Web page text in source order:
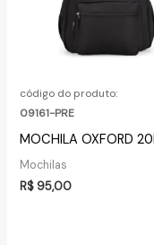
código do produto:
09161-PRE
MOCHILA OXFORD
Mochilas
R$95,00